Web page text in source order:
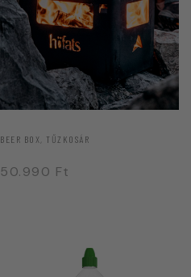
BEER BOX, TŰZKOSÁR
50.990 Ft